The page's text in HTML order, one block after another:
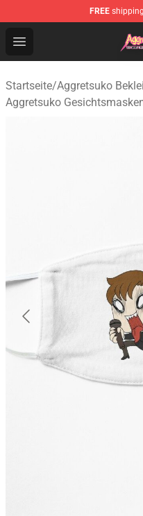
FREE
Open menu
Aggretsuko Store -
Startseite/Aggretsuko
Aggretsuko